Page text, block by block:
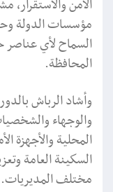
الأمن
مؤسسات الدولة
السماح لأي عناصر
المحافظة.
وأشاد الرباش
والوجهاء
المحلية والأجهزة
السكينة العامة
مختلف المديريات.